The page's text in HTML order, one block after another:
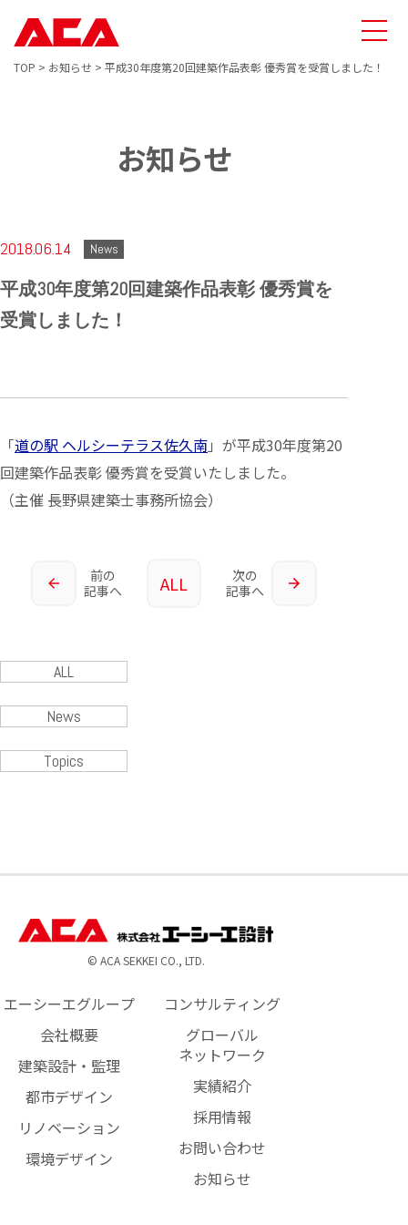
TOP > お知らせ > 平成30年度第20回建築作品表彰 優秀賞を受賞しました！
お知らせ
2018.06.14 News
平成30年度第20回建築作品表彰 優秀賞を
受賞しました！
「道の駅 ヘルシーテラス佐久南」が平成30年度第20
回建築作品表彰 優秀賞を受賞いたしました。
（主催 長野県建築士事務所協会）
前の
記事へ
ALL
次の
記事へ
ALL
News
Topics
© ACA SEKKEI CO., LTD.
エーシーエグループ
会社概要
建築設計・監理
都市デザイン
リノベーション
環境デザイン
コンサルティング
グローバル
ネットワーク
実績紹介
採用情報
お問い合わせ
お知らせ